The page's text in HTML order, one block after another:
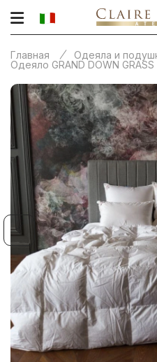
Главная Одеяла и
Одеяло GRAND DOWN